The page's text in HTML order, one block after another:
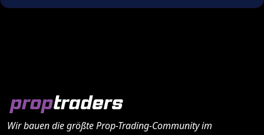
Wir bauen die größte Prop-Trading-Community im